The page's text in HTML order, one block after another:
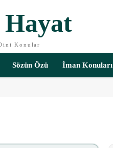
Konular
Sözün Özü İman Konuları